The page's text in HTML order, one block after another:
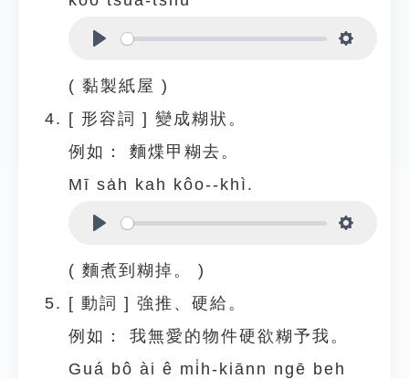
( 黏製紙屋 )
[ 形容詞 ] 變成糊狀。
例如：
麵煠甲糊去。
Mī sa̍h kah kôo--khì.
( 麵煮到糊掉。 )
[ 動詞 ] 強推、硬給。
例如：
我無愛的物件硬欲糊予我。
Guá bô ài ê mi̍h-kiānn ngē beh